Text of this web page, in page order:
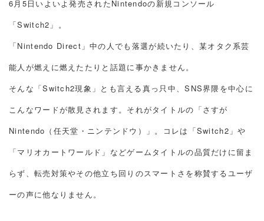
6月5日いよいよ発売されたNintendoの新規コンソール
「Switch2」。
「Nintendo Direct」中の人でも落選が続いたり、某オタク系芸
能人が燃えに燃えたたりと話題に事かきません。
そんな「Switch2現象」とも言える真っ只中、SNS界隈を中心に
こんなワードが散見されます。それがタイトルの「さすが
Nintendo（任天堂・ニンテンドウ）」。コレは「Switch2」や
「マリオカートワールド」などゲームタイトルの品質だけに留ま
らず、転売対策やその他立ち回りのスマートさを称賛するユーザ
ーの声に他なりません。